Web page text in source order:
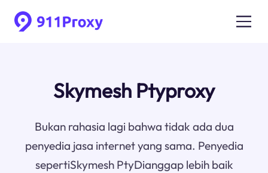
Skymesh Ptyproxy
Bukan rahasia lagi bahwa tidak ada dua
penyedia jasa internet yang sama. Penyedia
sepertiSkymesh PtyDianggap lebih baik